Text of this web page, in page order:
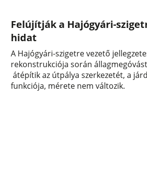
Felújítják a Hajógyári-
hidat
A Hajógyári-szigetre vezető
rekonstrukciója során
átépítik az útpálya szerkezetét, a
funkciója, mérete nem változik.